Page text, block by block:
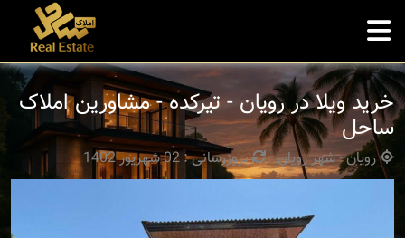
خرید ویلا در رویان - تیرکده - مشاورین املاک
ساحل
رویان - شهر رویان بروزرسانی : 02 شهریور 1402